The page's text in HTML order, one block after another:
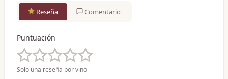
Reseña Comentario
Puntuación
Solo una reseña por vino